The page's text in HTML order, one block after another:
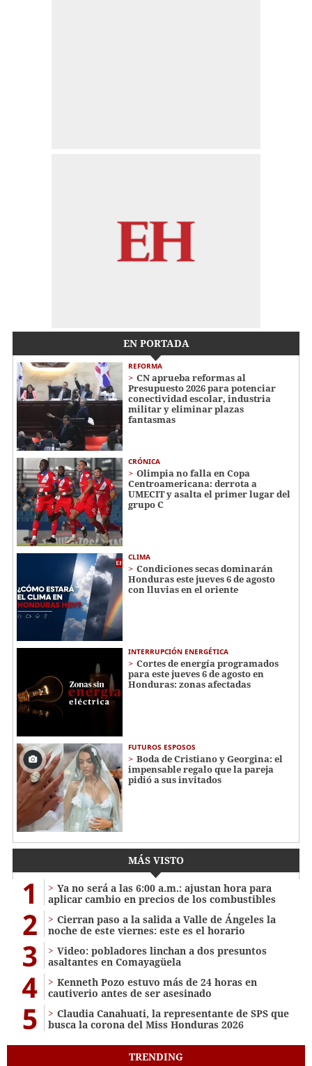
EN PORTADA
REFORMA
CN aprueba reformas al
Presupuesto 2026 para potenciar
conectividad escolar, industria
militar y eliminar plazas
fantasmas
CRÓNICA
Olimpia no falla en Copa
Centroamericana: derrota a
UMECIT y asalta el primer lugar del
grupo C
CLIMA
Condiciones secas dominarán
Honduras este jueves 6 de agosto
con lluvias en el oriente
INTERRUPCIÓN ENERGÉTICA
Cortes de energía programados
para este jueves 6 de agosto en
Honduras: zonas afectadas
FUTUROS ESPOSOS
Boda de Cristiano y Georgina: el
impensable regalo que la pareja
pidió a sus invitados
MÁS VISTO
1
Ya no será a las 6:00 a.m.: ajustan hora para
aplicar cambio en precios de los combustibles
2
Cierran paso a la salida a Valle de Ángeles la
noche de este viernes: este es el horario
3
Video: pobladores linchan a dos presuntos
asaltantes en Comayagüela
4
Kenneth Pozo estuvo más de 24 horas en
cautiverio antes de ser asesinado
5
Claudia Canahuati, la representante de SPS que
busca la corona del Miss Honduras 2026
TRENDING